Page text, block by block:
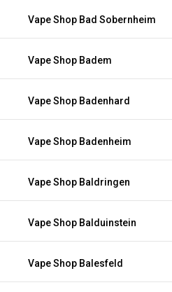
Vape Shop Bad Sobernheim
Vape Shop Badem
Vape Shop Badenhard
Vape Shop Badenheim
Vape Shop Baldringen
Vape Shop Balduinstein
Vape Shop Balesfeld